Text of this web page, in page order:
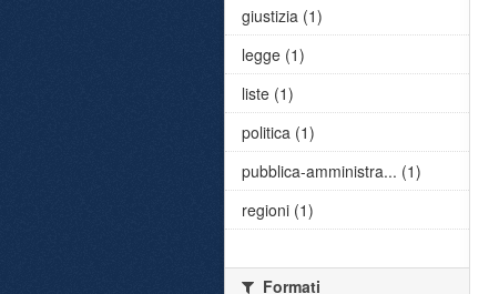
giustizia (1)
legge (1)
liste (1)
politica (1)
pubblica-amministra... (1)
regioni (1)
Formati